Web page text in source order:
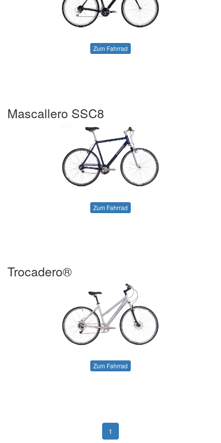
Zum Fahrrad
Mascallero SSC8
Zum Fahrrad
Trocadero®
Zum Fahrrad
1